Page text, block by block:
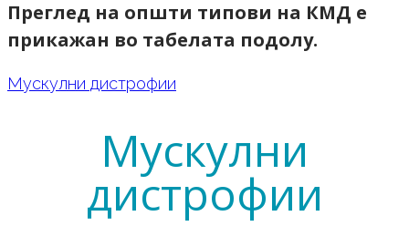
Преглед на општи типови на КМД е
прикажан во табелата подолу.
Мускулни дистрофии
Мускулни
дистрофии